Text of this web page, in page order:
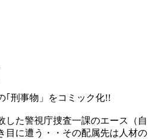
｢刑事物」をコミック化!!
した警視庁捜査一課のエース（自
目に遭う・・その配属先は人材の